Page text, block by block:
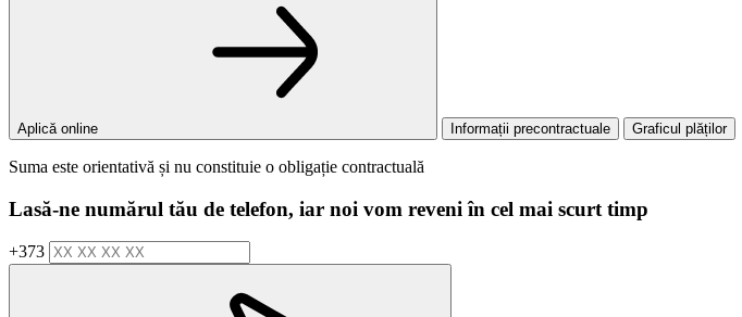
Aplică online Informații precontractuale Graficul plăților
Suma este orientativă și nu constituie o obligație contractuală
Lasă-ne numărul tău de telefon, iar noi vom reveni în cel mai scurt timp
+373